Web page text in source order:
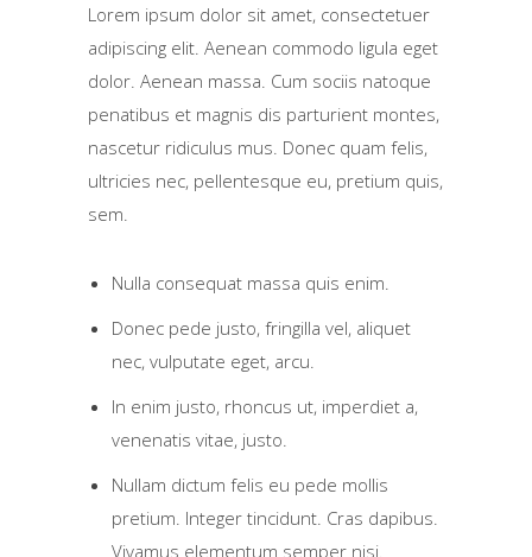
Lorem ipsum dolor sit amet, consectetuer
adipiscing elit. Aenean commodo ligula eget
dolor. Aenean massa. Cum sociis natoque
penatibus et magnis dis parturient montes,
nascetur ridiculus mus. Donec quam felis,
ultricies nec, pellentesque eu, pretium quis,
sem.
Nulla consequat massa quis enim.
Donec pede justo, fringilla vel, aliquet
nec, vulputate eget, arcu.
In enim justo, rhoncus ut, imperdiet a,
venenatis vitae, justo.
Nullam dictum felis eu pede mollis
pretium. Integer tincidunt. Cras dapibus.
Vivamus elementum semper nisi.